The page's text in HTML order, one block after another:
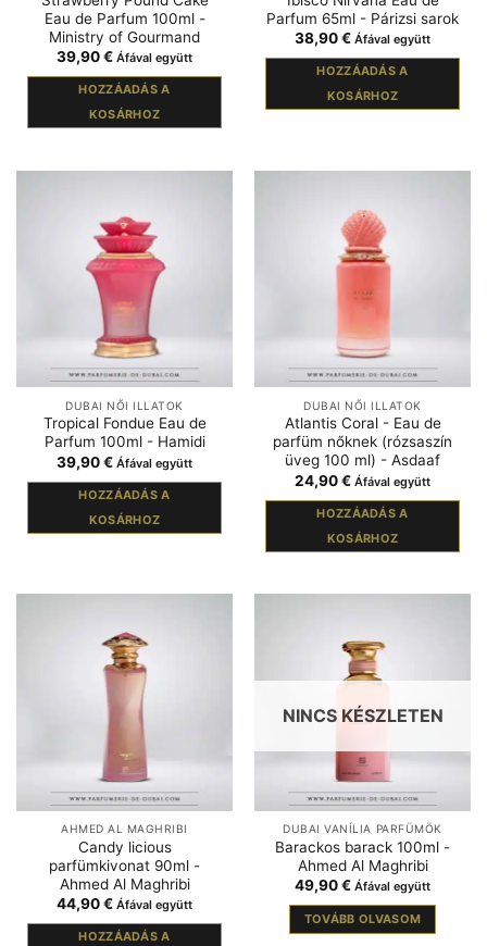
Eau de Parfum 100ml -
Ministry of Gourmand
39,90€ Áfával együtt
HOZZÁADÁS A
KOSÁRHOZ
Parfum 65ml - Párizsi sarok
38,90€ Áfával együtt
HOZZÁADÁS A
KOSÁRHOZ
DUBAI NŐI ILLATOK
Tropical Fondue Eau de
Parfum 100ml - Hamidi
39,90€ Áfával együtt
HOZZÁADÁS A
KOSÁRHOZ
DUBAI NŐI ILLATOK
Atlantis Coral - Eau de
parfüm nőknek (rózsaszín
üveg 100 ml) - Asdaaf
24,90€ Áfával együtt
HOZZÁADÁS A
KOSÁRHOZ
AHMED AL MAGHRIBI
Candy licious
parfümkivonat 90ml -
Ahmed Al Maghribi
44,90€ Áfával együtt
HOZZÁADÁS A
NINCS KÉSZLETEN
DUBAI VANÍLIA PARFÜMÖK
Barackos barack 100ml -
Ahmed Al Maghribi
49,90€ Áfával együtt
TOVÁBB OLVASOM